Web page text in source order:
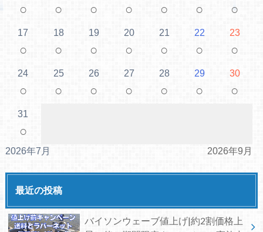
○ ○ ○ ○ ○ ○ ○
17
○
18
○
19
○
20
○
21
○
22
○
23
○
24
○
25
○
26
○
27
○
28
○
29
○
30
○
31
○
2026年7月 2026年9月
最近の投稿
バイソンウェーブ値上げ|約2割価格上